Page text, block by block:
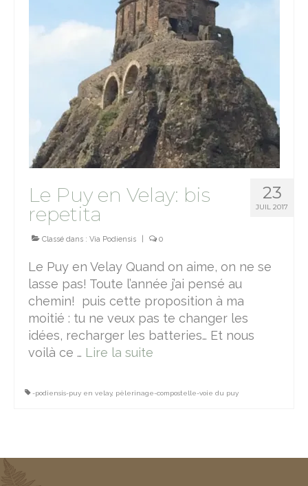
Le sentier d’Abraham
camino primitivo
sur le chemin de Rome
via Francigena
Via Cluniacensis
Via Lugdunum
Vallée du Célé
Réfléchir
Devenir un pèlerin
le bourdon, la besace et la calebasse
étapes & hébergements
hébergements Camino Francès
M’écrire
23
JUIL 2017
Le Puy en Velay: bis
repetita
Classé dans : Via Podiensis 0
Le Puy en Velay Quand on aime, on ne se
lasse pas! Toute l’année j’ai pensé au
chemin! puis cette proposition à ma
moitié : tu ne veux pas te changer les
idées, recharger les batteries… Et nous
voilà ce … Lire la suite­­
-podiensis-puy en velay, pèlerinage-compostelle-voie du puy